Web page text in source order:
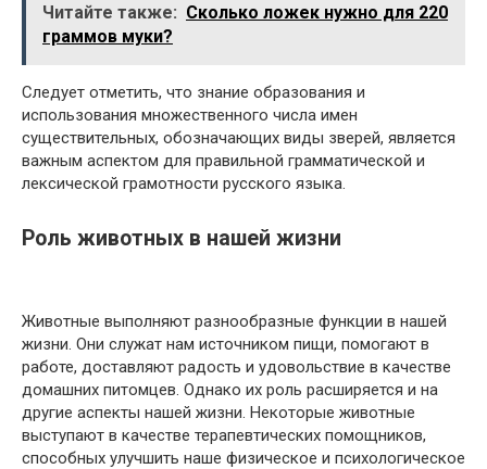
Читайте также: Сколько ложек нужно для 220
граммов муки?
Следует отметить, что знание образования и
использования множественного числа имен
существительных, обозначающих виды зверей, является
важным аспектом для правильной грамматической и
лексической грамотности русского языка.
Роль животных в нашей жизни
Животные выполняют разнообразные функции в нашей
жизни. Они служат нам источником пищи, помогают в
работе, доставляют радость и удовольствие в качестве
домашних питомцев. Однако их роль расширяется и на
другие аспекты нашей жизни. Некоторые животные
выступают в качестве терапевтических помощников,
способных улучшить наше физическое и психологическое